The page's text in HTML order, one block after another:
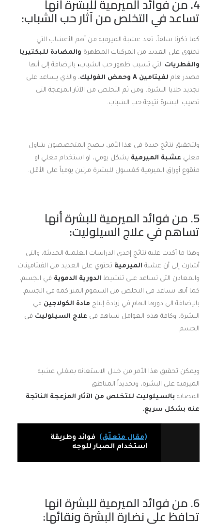
4. من فوائد الميرمية للبشرة أنها
تساعد في التخلص من آثار حب الشباب:
كما ذكرنا سلفاً، تعد عشبة الميرمية من أهم الأعشاب التي
تحتوي على العديد من المركبات المطهرة والمضادة للبكتيريا
والفطريات التي تسبب ظهور حب الشباب، بالإضافة إلى أنها
مصدر هام لفيتامين A وحمض الفوليك، والذي يساعد على
تجديد خلايا البشرة، ومن ثم التخلص من الآثار المزعجة التي
تصيب البشرة نتيجة حب الشباب.
ولتحقيق نتائج جيدة في هذا الأمر، ينصح المتخصصون بتناول
مغلي عشبة الميرمية بشكل يومي، او استخدام مغلي او
منقوع أوراق الميرمية كغسول للبشرة مرتين يومياً على الأقل.
5. من فوائد الميرمية للبشرة أنها
تساهم في علاج السيلوليت:
وهذا ما أكدت عليه نتائج إحدى الدراسات العلمية الحديثة، والتي
أشارت إلى أن عشبة الميرمية تحتوي على العديد من الفيتامينات
والمعادن التي تساعد على تنشيط الدورية الدموية في الجسم،
كما أنها تساعد في التخلص من السموم المتراكمة في الجسم،
بالإضافة الى دورها الهام في زيادة إنتاج مادة الكولاجين في
البشرة، وكافة هذه العوامل تساهم في علاج السيلوليت في
الجسم.
ويمكن تحقيق هذا الأمر من خلال الاستعانه بمغلي عشبة
الميرمية على البشرة، وتحديداً المناطق
المصابة بالسيلوليت للتخلص من الآثار المزعجة الناتجة
عنه بشكل سريع.
(مقال متعلّق)
فوائد وطريقة
استخدام الصبار للوجه
6. من فوائد الميرمية للبشرة انها
تحافظ على نضارة البشرة ونقائها: